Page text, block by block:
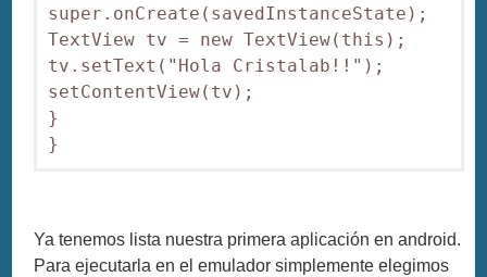
super.onCreate(savedInstanceState);
TextView tv = new TextView(this);
tv.setText("Hola Cristalab!!");
setContentView(tv);
}
}
Ya tenemos lista nuestra primera aplicación en android.
Para ejecutarla en el emulador simplemente elegimos